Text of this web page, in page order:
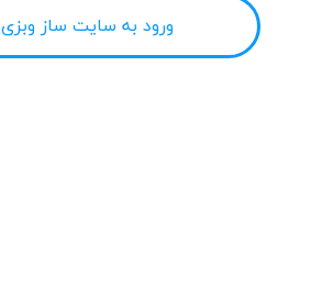
ورود به سایت ساز وبزی